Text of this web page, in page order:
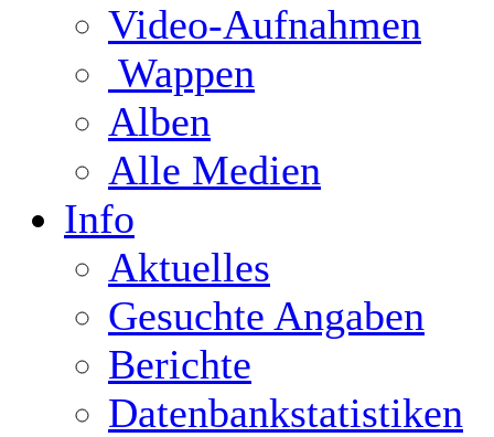
Video-Aufnahmen
Wappen
Alben
Alle Medien
Info
Aktuelles
Gesuchte Angaben
Berichte
Datenbankstatistiken